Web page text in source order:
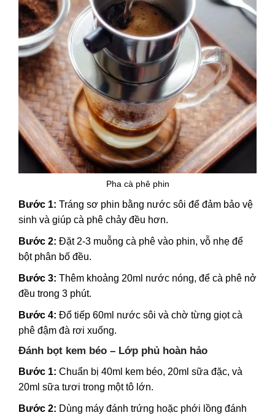
Pha cà phê phin
Bước 1: Tráng sơ phin bằng nước sôi để đảm bảo vệ
sinh và giúp cà phê chảy đều hơn.
Bước 2: Đặt 2-3 muỗng cà phê vào phin, vỗ nhẹ để
bột phân bố đều.
Bước 3: Thêm khoảng 20ml nước nóng, để cà phê nở
đều trong 3 phút.
Bước 4: Đổ tiếp 60ml nước sôi và chờ từng giọt cà
phê đậm đà rơi xuống.
Đánh bọt kem béo – Lớp phủ hoàn hảo
Bước 1: Chuẩn bị 40ml kem béo, 20ml sữa đặc, và
20ml sữa tươi trong một tô lớn.
Bước 2: Dùng máy đánh trứng hoặc phới lồng đánh